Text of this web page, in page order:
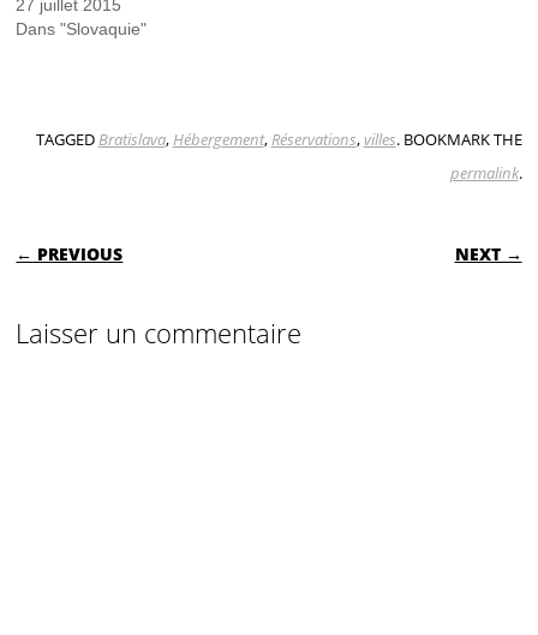
27 juillet 2015
Dans "Slovaquie"
TAGGEDBratislava,Hébergement,Réservations,villes. BOOKMARK THE
permalink.
POST NAVIGATION
← PREVIOUS NEXT →
Laisser un commentaire